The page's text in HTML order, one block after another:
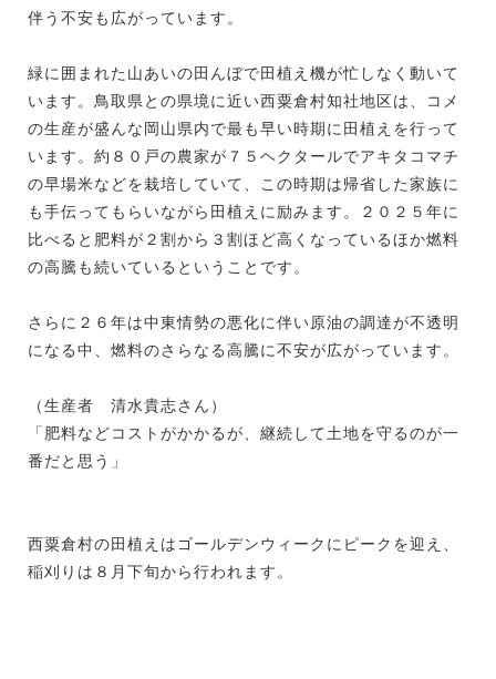
伴う不安も広がっています。
緑に囲まれた山あいの田んぼで田植え機が忙しなく動いて
います。鳥取県との県境に近い西粟倉村知社地区は、コメ
の生産が盛んな岡山県内で最も早い時期に田植えを行って
います。約８０戸の農家が７５ヘクタールでアキタコマチ
の早場米などを栽培していて、この時期は帰省した家族に
も手伝ってもらいながら田植えに励みます。２０２５年に
比べると肥料が２割から３割ほど高くなっているほか燃料
の高騰も続いているということです。
さらに２６年は中東情勢の悪化に伴い原油の調達が不透明
になる中、燃料のさらなる高騰に不安が広がっています。
（生産者 清水貴志さん）
「肥料などコストがかかるが、継続して土地を守るのが一
番だと思う」
西粟倉村の田植えはゴールデンウィークにピークを迎え、
稲刈りは８月下旬から行われます。